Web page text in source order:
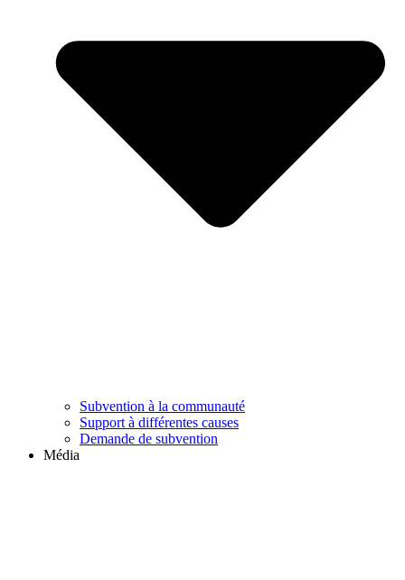
Subvention à la communauté
Support à différentes causes
Demande de subvention
Média